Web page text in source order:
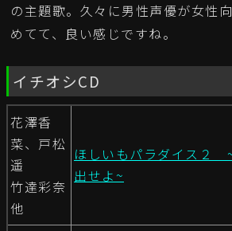
の主題歌。久々に男性声優が女性
めてて、良い感じですね。
イチオシCD
花澤香
菜、戸松
遥
竹達彩奈
他
ほしいもパラダイス２
出せよ~